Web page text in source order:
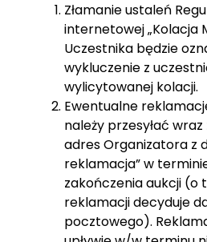
Złamanie ustaleń
internetowej „Kolacja
Uczestnika będzie
wykluczenie z
wylicytowanej kolacji.
Ewentualne
należy przesyłać
adres Organizatora z
reklamacja” w
zakończenia aukcji (o
reklamacji decyduje
pocztowego).